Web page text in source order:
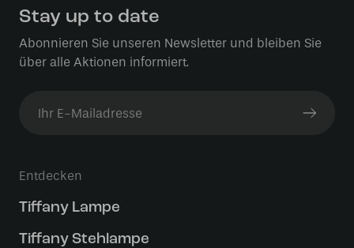
Stay up to date
Abonnieren Sie unseren Newsletter und bleiben Sie
über alle Aktionen informiert.
Entdecken
Tiffany Lampe
Tiffany Stehlampe